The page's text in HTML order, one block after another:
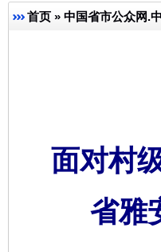
首页 » 中国省市公众网.
面对村
省雅